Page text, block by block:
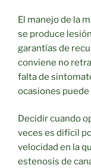
El manejo de la
se produce
garantías de
conviene no
falta de
ocasiones
Decidir cuando
veces es difícil
velocidad en la
estenosis de